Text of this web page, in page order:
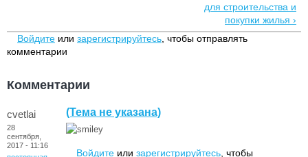
для строительства и
покупки жилья ›
Войдите или зарегистрируйтесь , чтобы отправлять
комментарии
Комментарии
cvetlai
28
сентября,
2017 - 11:16
(Тема не указана)
Войдите или зарегистрируйтесь , чтобы